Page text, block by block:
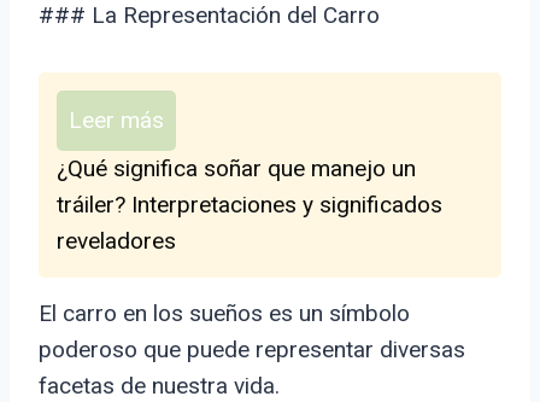
### La Representación del Carro
Leer más
¿Qué significa soñar que manejo un
tráiler? Interpretaciones y significados
reveladores
El carro en los sueños es un símbolo
poderoso que puede representar diversas
facetas de nuestra vida.